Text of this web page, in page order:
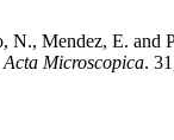
Mendez, E. and
Acta Microscopica.